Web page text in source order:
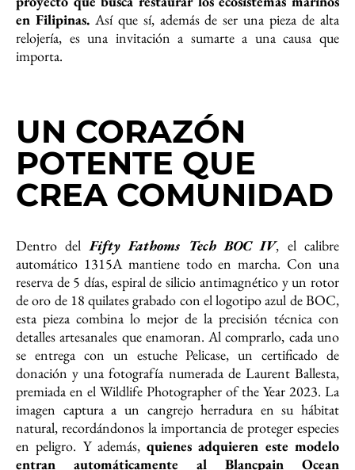
en Filipinas.Así que sí, además de ser una pieza de alta
relojería, es una invitación a sumarte a una causa que
importa.
UN CORAZÓN
POTENTE QUE
CREA COMUNIDAD
Dentro delFifty Fathoms Tech BOC IV, el calibre
automático 1315A mantiene todo en marcha. Con una
reserva de 5 días, espiral de silicio antimagnético y un rotor
de oro de 18 quilates grabado con el logotipo azul de BOC,
esta pieza combina lo mejor de la precisión técnica con
detalles artesanales que enamoran. Al comprarlo, cada uno
se entrega con un estuche Pelicase, un certificado de
donación y una fotografía numerada de Laurent Ballesta,
premiada en el Wildlife Photographer of the Year 2023. La
imagen captura a un cangrejo herradura en su hábitat
natural, recordándonos la importancia de proteger especies
en peligro. Y además,quienes adquieren este modelo
entran automáticamente al Blancpain Ocean